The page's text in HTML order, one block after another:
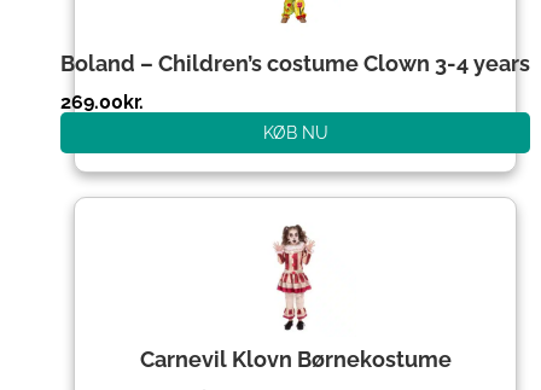
Boland – Children’s costume Clown 3-4 years
269.00kr.
KØB NU
Carnevil Klovn Børnekostume